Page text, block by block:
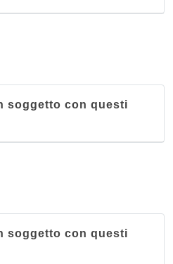
soggetto con questi
soggetto con questi